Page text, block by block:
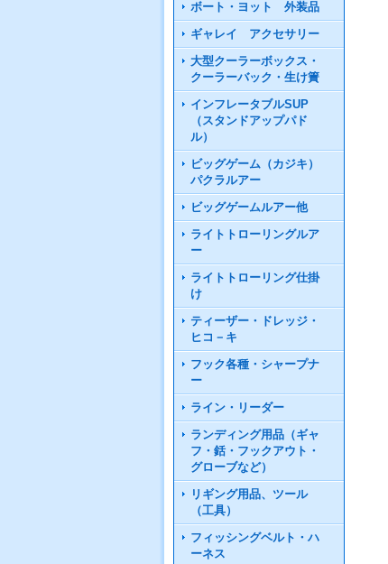
ボート・ヨット 外装品
ギャレイ アクセサリー
大型クーラーボックス・
クーラーバック・生け簀
インフレータブルSUP
（スタンドアップパド
ル）
ビッグゲーム（カジキ）
パクラルアー
ビッグゲームルアー他
ライトトローリングルア
ー
ライトトローリング仕掛
け
ティーザー・ドレッジ・
ヒコ－キ
フック各種・シャープナ
ー
ライン・リーダー
ランディング用品（ギャ
フ・銛・フックアウト・
グローブなど）
リギング用品、ツール
（工具）
フィッシングベルト・ハ
ーネス